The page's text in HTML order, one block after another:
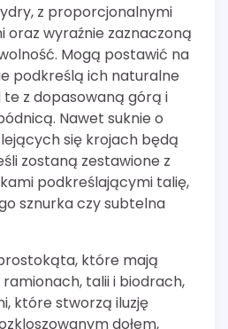
z proporcjonalnymi
oraz wyraźnie zaznaczoną
Mogą postawić na
podkreślą ich naturalne
te z dopasowaną górą i
Nawet suknie o
się krojach będą
zostaną zestawione z
podkreślającymi talię,
sznurka czy subtelna
które mają
talii i biodrach,
które stworzą iluzję
dołem,